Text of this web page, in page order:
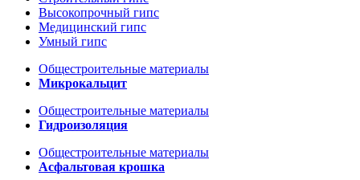
Высокопрочный гипс
Медицинский гипс
Умный гипс
Общестроительные материалы
Микрокальцит
Общестроительные материалы
Гидроизоляция
Общестроительные материалы
Асфальтовая крошка